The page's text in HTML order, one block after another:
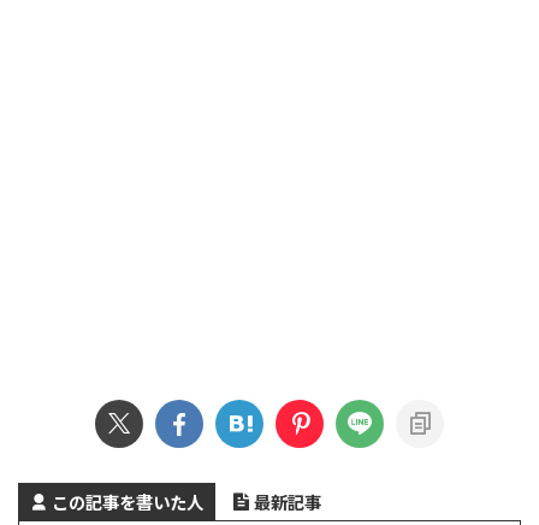
この記事を書いた人
最新記事